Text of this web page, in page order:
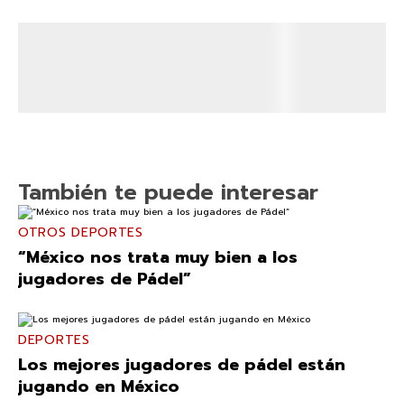
También te puede interesar
OTROS DEPORTES
“México nos trata muy bien a los
jugadores de Pádel”
DEPORTES
Los mejores jugadores de pádel están
jugando en México